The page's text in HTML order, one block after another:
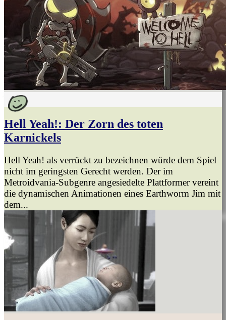
Hell Yeah!: Der Zorn des toten
Karnickels
Hell Yeah! als verrückt zu bezeichnen würde dem Spiel
nicht im geringsten Gerecht werden. Der im
Metroidvania-Subgenre angesiedelte Plattformer vereint
die dynamischen Animationen eines Earthworm Jim mit
dem...